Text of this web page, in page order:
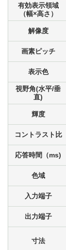
有効表示領域
（幅×高さ）
解像度
画素ピッチ
表示色
視野角(水平/垂
直)
輝度
コントラスト比
応答時間（ms)
色域
入力端子
出力端子
寸法